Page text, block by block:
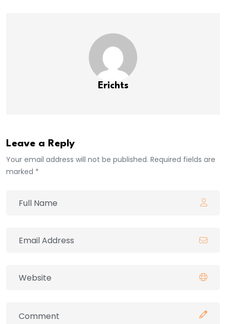
Erichts
Leave a Reply
Your email address will not be published. Required fields are
marked *